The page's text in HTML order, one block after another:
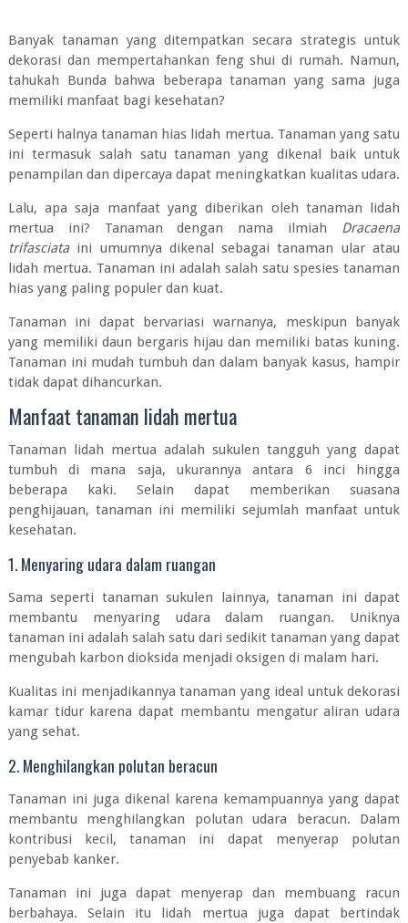
Banyak tanaman yang ditempatkan secara strategis untuk
dekorasi dan mempertahankan feng shui di rumah. Namun,
tahukah Bunda bahwa beberapa tanaman yang sama juga
memiliki manfaat bagi kesehatan?
Seperti halnya tanaman hias lidah mertua. Tanaman yang satu
ini termasuk salah satu tanaman yang dikenal baik untuk
penampilan dan dipercaya dapat meningkatkan kualitas udara.
Lalu, apa saja manfaat yang diberikan oleh tanaman lidah
mertua ini? Tanaman dengan nama ilmiah Dracaena
trifasciata ini umumnya dikenal sebagai tanaman ular atau
lidah mertua. Tanaman ini adalah salah satu spesies tanaman
hias yang paling populer dan kuat.
Tanaman ini dapat bervariasi warnanya, meskipun banyak
yang memiliki daun bergaris hijau dan memiliki batas kuning.
Tanaman ini mudah tumbuh dan dalam banyak kasus, hampir
tidak dapat dihancurkan.
Manfaat tanaman lidah mertua
Tanaman lidah mertua adalah sukulen tangguh yang dapat
tumbuh di mana saja, ukurannya antara 6 inci hingga
beberapa kaki. Selain dapat memberikan suasana
penghijauan, tanaman ini memiliki sejumlah manfaat untuk
kesehatan.
1. Menyaring udara dalam ruangan
Sama seperti tanaman sukulen lainnya, tanaman ini dapat
membantu menyaring udara dalam ruangan. Uniknya
tanaman ini adalah salah satu dari sedikit tanaman yang dapat
mengubah karbon dioksida menjadi oksigen di malam hari.
Kualitas ini menjadikannya tanaman yang ideal untuk dekorasi
kamar tidur karena dapat membantu mengatur aliran udara
yang sehat.
2. Menghilangkan polutan beracun
Tanaman ini juga dikenal karena kemampuannya yang dapat
membantu menghilangkan polutan udara beracun. Dalam
kontribusi kecil, tanaman ini dapat menyerap polutan
penyebab kanker.
Tanaman ini juga dapat menyerap dan membuang racun
berbahaya. Selain itu lidah mertua juga dapat bertindak